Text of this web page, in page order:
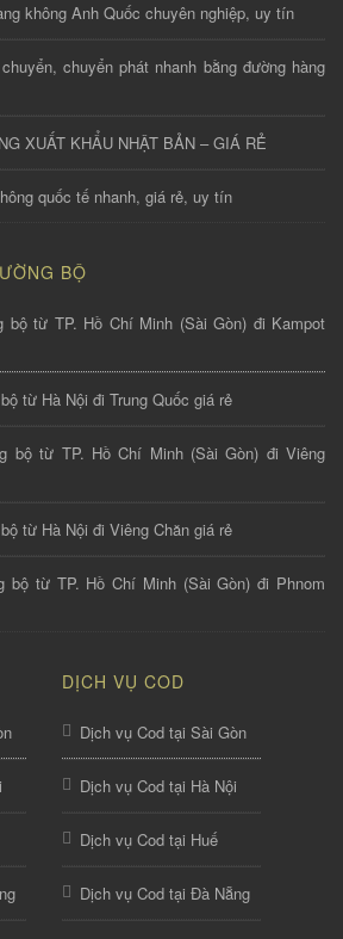
không Anh Quốc chuyên nghiệp, uy tín
chuyển phát nhanh bằng đường hàng
XUẤT KHẨU NHẬT BẢN – GIÁ RẺ
quốc tế nhanh, giá rẻ, uy tín
BỘ
bộ từ TP. Hồ Chí Minh (Sài Gòn) đi Kampot
từ Hà Nội đi Trung Quốc giá rẻ
bộ từ TP. Hồ Chí Minh (Sài Gòn) đi Viêng
từ Hà Nội đi Viêng Chăn giá rẻ
bộ từ TP. Hồ Chí Minh (Sài Gòn) đi Phnom
DỊCH VỤ COD
Dịch vụ Cod tại Sài Gòn
Dịch vụ Cod tại Hà Nội
Dịch vụ Cod tại Huế
Dịch vụ Cod tại Đà Nẵng